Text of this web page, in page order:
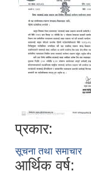
प्रकार:
सूचना तथा समाचार
आर्थिक वर्ष: